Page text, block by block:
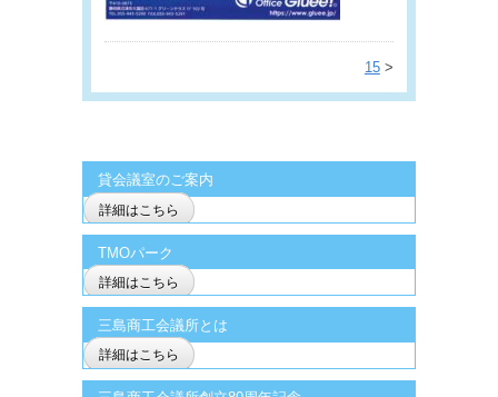
15>
貸会議室のご案内
詳細はこちら
TMOパーク
詳細はこちら
三島商工会議所とは
詳細はこちら